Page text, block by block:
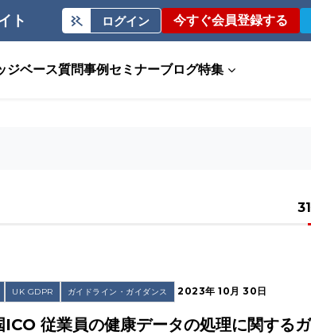
ト ログイン 今すぐ会員登録する
ジベース質問事例 セミナーブログ特集
UK GDPR ガイドライン・ガイダンス 2023年 10月 30日
ICO 従業員の健康データの処理に関するガ